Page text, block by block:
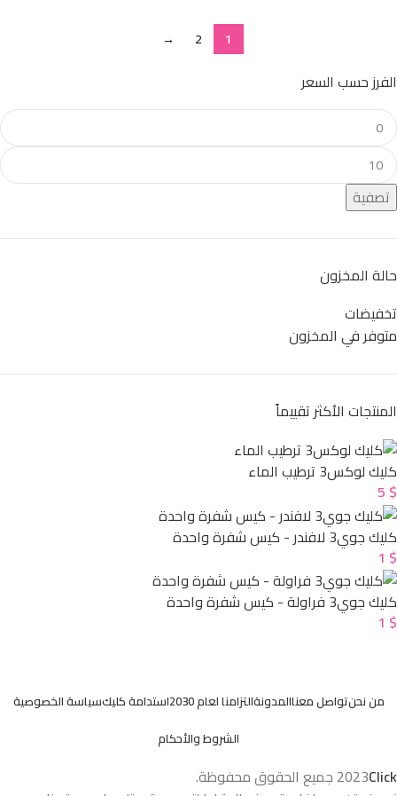
الفرز حسب السعر
تصفية
حالة المخزون
تخفيضات
متوفر في المخزون
المنتجات الأكثر تقييماً
كليك لوكس3 ترطيب الماء
5 $
كليك جوي3 لافندر - كيس شفرة واحدة
1 $
كليك جوي3 فراولة - كيس شفرة واحدة
1 $
1
2
→
من نحنتواصل معناالمدونةالتزامنا لعام 2030 استدامة كليكسياسة الخصوصية
الشروط والأحكام
2023Click
جميع الحقوق محفوظة.